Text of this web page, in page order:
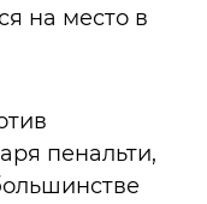
на место в
пенальти,